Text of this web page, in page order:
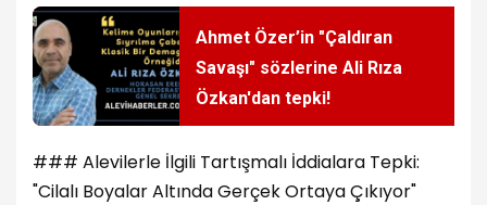
Ahmet Özer’in "Çaldıran
Savaşı" sözlerine Ali Rıza
Özkan'dan tepki!
### Alevilerle İlgili Tartışmalı İddialara Tepki:
"Cilalı Boyalar Altında Gerçek Ortaya Çıkıyor"